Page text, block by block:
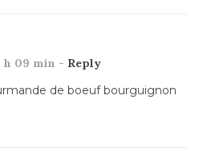
h 09 min - Reply
de boeuf bourguignon